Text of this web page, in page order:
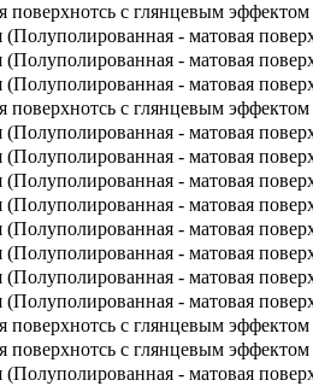
поверхнотсь с глянцевым эффектом
(Полуполированная - матовая
(Полуполированная - матовая
(Полуполированная - матовая
поверхнотсь с глянцевым эффектом
(Полуполированная - матовая
(Полуполированная - матовая
(Полуполированная - матовая
(Полуполированная - матовая
(Полуполированная - матовая
(Полуполированная - матовая
(Полуполированная - матовая
(Полуполированная - матовая
поверхнотсь с глянцевым эффектом
поверхнотсь с глянцевым эффектом
(Полуполированная - матовая